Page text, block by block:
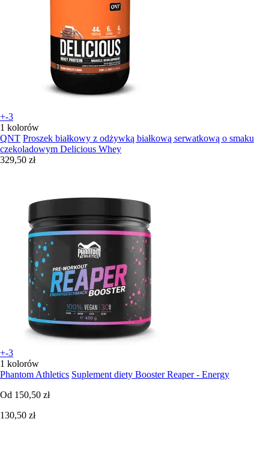
+-3
1 kolorów
QNT Proszek białkowy z odżywką białkową serwatkową o smaku
czekoladowym Delicious Whey
329,50 zł
+-3
1 kolorów
Phantom Athletics Suplement diety Booster Reaper - Energy
Od 150,50 zł
130,50 zł